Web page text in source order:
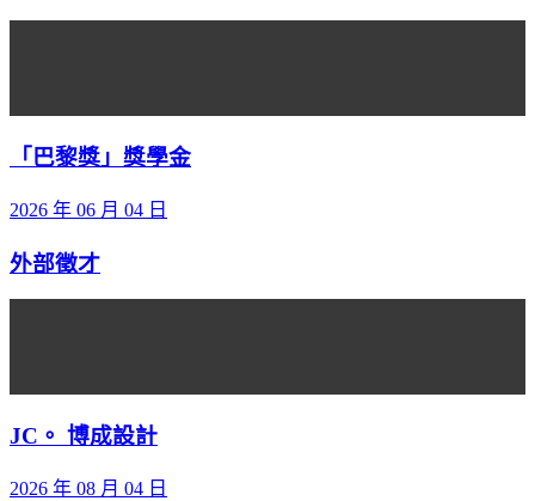
「巴黎獎」獎學金
2026 年 06 月 04 日
外部徵才
JC。 博成設計
2026 年 08 月 04 日